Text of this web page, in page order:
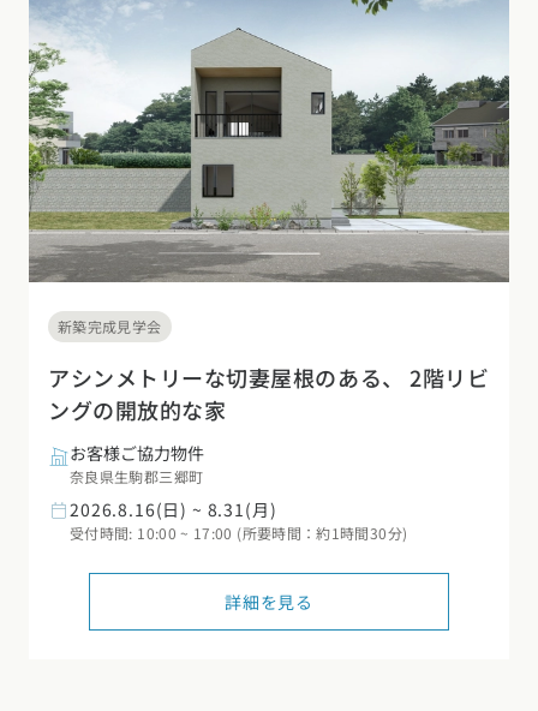
新築完成見学会
アシンメトリーな切妻屋根のある、 2階リビ
ングの開放的な家
お客様ご協力物件
奈良県生駒郡三郷町
2026.8.16(日) ~ 8.31(月)
受付時間: 10:00 ~ 17:00 (所要時間：約1時間30分)
詳細を見る